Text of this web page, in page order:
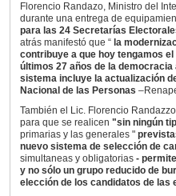
Florencio Randazo, Ministro del
durante una entrega de
para las 24 Secretarías
atrás manifestó que “ la
contribuye a que hoy tengamos
últimos 27 años de la
sistema incluye la actualización
Nacional de las Personas
También el Lic. Florencio
para que se realicen "sin ningún
primarias y las generales "
nuevo sistema de selección de
simultaneas y obligatorias -
y no sólo un grupo reducido de
elección de los candidatos de las